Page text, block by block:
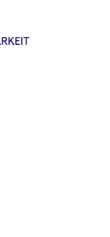
zum Kopf der
Inhalt
zum Fuß der